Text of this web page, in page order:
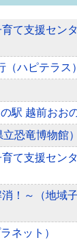
育て支援セ
ハピテラス）
駅 越前おお
恐竜博物館）
育て支援セ
！～（地域
ネット）